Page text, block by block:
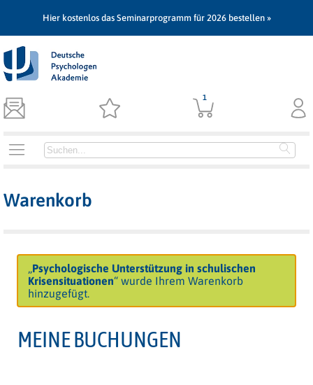
Hier kostenlos das Seminarprogramm für 2026 bestellen »
1
Warenkorb
„Psychologische Unterstützung in schulischen
Krisensituationen“ wurde Ihrem Warenkorb
hinzugefügt.
MEINE BUCHUNGEN